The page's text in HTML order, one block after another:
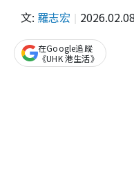
文: 羅志宏 2026.02.08
在Google追蹤
《UHK 港生活》